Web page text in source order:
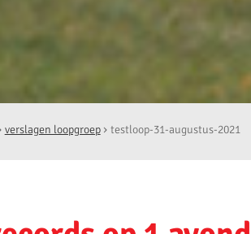
verslagen loopgroep testloop-31-augustus-2021